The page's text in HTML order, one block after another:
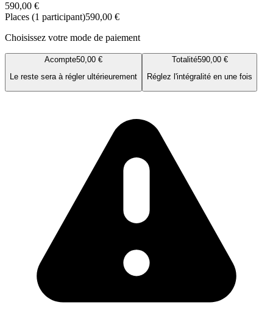
590,00 €
Places (1 participant)590,00 €
Choisissez votre mode de paiement
Acompte50,00 €
Le reste sera à régler ultérieurement
Totalité590,00 €
Réglez l'intégralité en une fois